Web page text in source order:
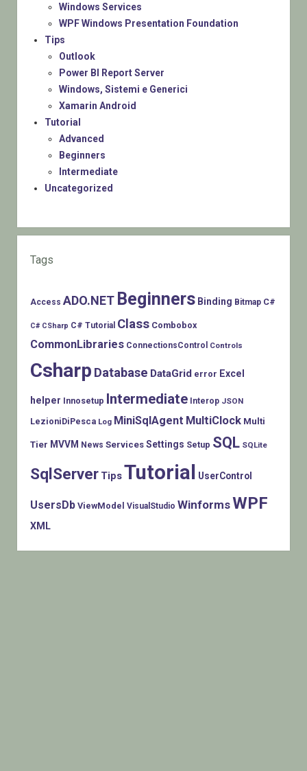
Windows Services
WPF Windows Presentation Foundation
Tips
Outlook
Power BI Report Server
Windows, Sistemi e Generici
Xamarin Android
Tutorial
Advanced
Beginners
Intermediate
Uncategorized
Tags
Access ADO.NET Beginners Binding Bitmap C#
C# CSharp C# Tutorial Class Combobox
CommonLibraries ConnectionsControl Controls
Csharp Database DataGrid error Excel
helper Innosetup Intermediate Interop JSON
LezioniDiPesca Log MiniSqlAgent MultiClock Multi
Tier MVVM News Services Settings Setup SQL SQLite
SqlServer TipsTutorial UserControl
UsersDb ViewModel VisualStudio WinformsWPF
XML